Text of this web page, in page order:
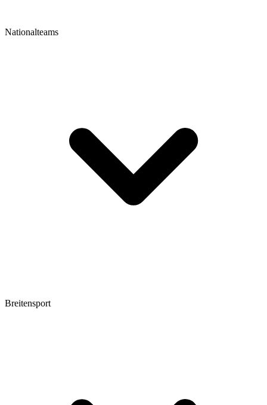
Nationalteams
Breitensport